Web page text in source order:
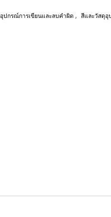
อุปกรณ์การเขียนและลบคำผิด , สีและวัสดุอุ